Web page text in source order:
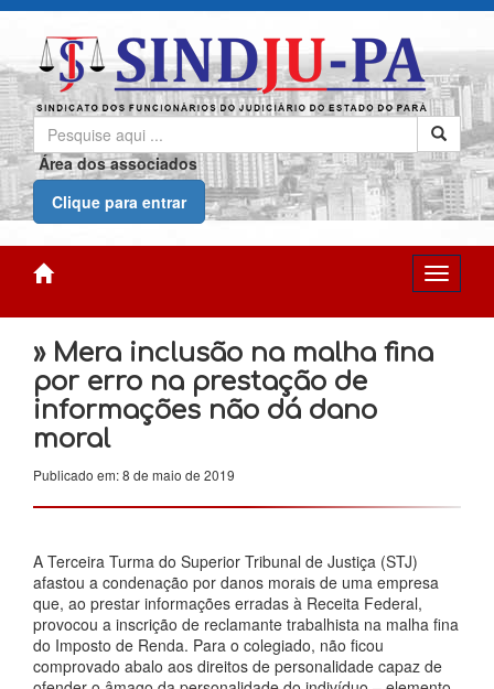
Área dos associados
Clique para entrar
» Mera inclusão na malha fina
por erro na prestação de
informações não dá dano
moral
Publicado em: 8 de maio de 2019
A Terceira Turma do Superior Tribunal de Justiça (STJ)
afastou a condenação por danos morais de uma empresa
que, ao prestar informações erradas à Receita Federal,
provocou a inscrição de reclamante trabalhista na malha fina
do Imposto de Renda. Para o colegiado, não ficou
comprovado abalo aos direitos de personalidade capaz de